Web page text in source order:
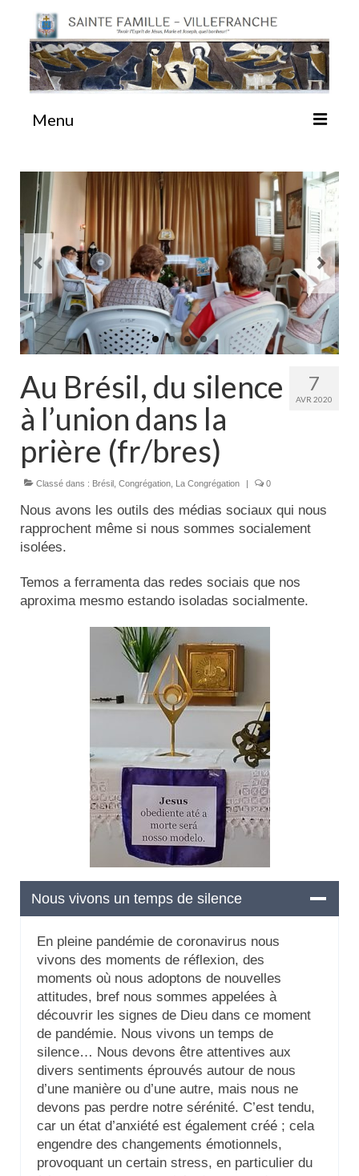
Menu
#87 (pas de titre)
Sainte Emilie
La Congrégation
La Maison-Mère
Tutelle
7
AVR 2020
Au Brésil, du silence
à l’union dans la
prière (fr/bres)
Classé dans : Brésil Congrégation La Congrégation | 0
Nous avons les outils des médias sociaux qui nous
rapprochent même si nous sommes socialement
isolées.
Temos a ferramenta das redes sociais que nos
aproxima mesmo estando isoladas socialmente.
Nous vivons un temps de silence
En pleine pandémie de coronavirus nous
vivons des moments de réflexion, des
moments où nous adoptons de nouvelles
attitudes, bref nous sommes appelées à
découvrir les signes de Dieu dans ce moment
de pandémie. Nous vivons un temps de
silence… Nous devons être attentives aux
divers sentiments éprouvés autour de nous
d’une manière ou d’une autre, mais nous ne
devons pas perdre notre sérénité. C’est tendu,
car un état d’anxiété est également créé ; cela
engendre des changements émotionnels,
provoquant un certain stress, en particulier du